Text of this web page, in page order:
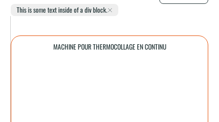
This is some text inside of a div block.
MACHINE POUR THERMOCOLLAGE EN CONTINU